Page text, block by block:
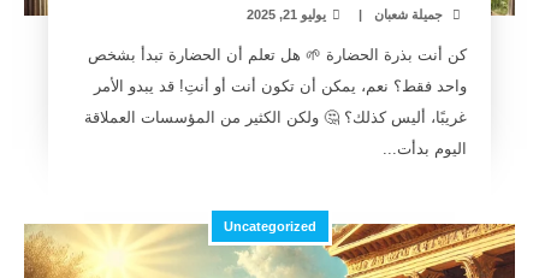
جميلة شعبان | يوليو 21, 2025
كن أنت بذرة الحضارة 🌱 هل تعلم أن الحضارة تبدأ بشخص
واحد فقط؟ نعم، يمكن أن تكون أنت أو أنتِ! قد يبدو الأمر
غريبًا، أليس كذلك؟ 🤔 ولكن الكثير من المؤسسات العملاقة
اليوم بدأت...
Uncategorized